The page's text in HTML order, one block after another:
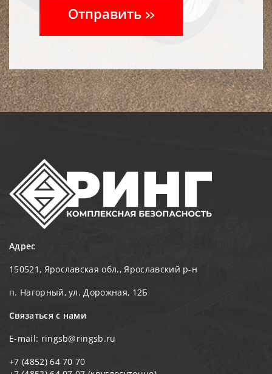
Отправить
Адрес
150521, Ярославская обл., Ярославский р-н
п. Нагорный, ул. Дорожная, 12Б
Связаться с нами
E-mail: ringsb@ringsb.ru
+7 (4852) 64 70 70